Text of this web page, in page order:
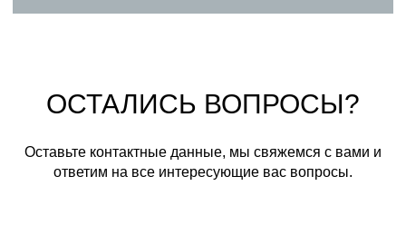
ОСТАЛИСЬ ВОПРОСЫ?
Оставьте контактные данные, мы свяжемся с вами и
ответим на все интересующие вас вопросы.